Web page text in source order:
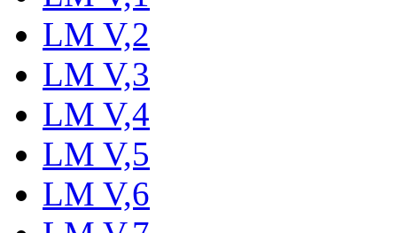
LM V,2
LM V,3
LM V,4
LM V,5
LM V,6